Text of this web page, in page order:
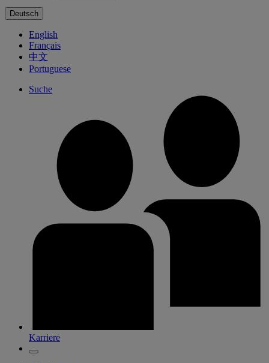
Deutsch
English
Français
中文
Portuguese
Suche
Karriere